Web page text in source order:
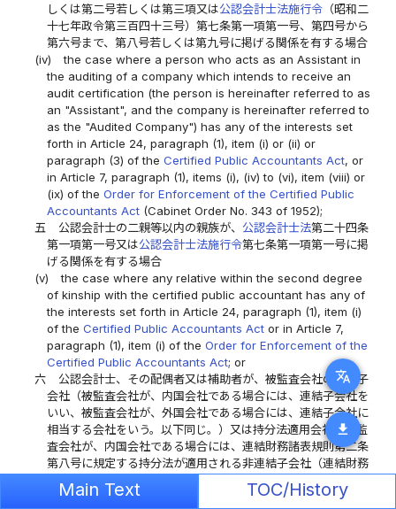
translate
download
しくは第二号若しくは第三項又は公認会計士法施行令（昭和二
十七年政令第三百四十三号）第七条第一項第一号、第四号から
第六号まで、第八号若しくは第九号に掲げる関係を有する場合
(iv)
the case where a person who acts as an Assistant in
the auditing of a company which intends to receive an
audit certification (the person is hereinafter referred to as
an "Assistant", and the company is hereinafter referred to
as the "Audited Company") has any of the interests set
forth in Article 24, paragraph (1), item (i) or (ii) or
paragraph (3) of the Certified Public Accountants Act, or
in Article 7, paragraph (1), items (i), (iv) to (vi), item (viii) or
(ix) of the Order for Enforcement of the Certified Public
Accountants Act(Cabinet Order No. 343 of 1952);
五
公認会計士の二親等以内の親族が、 公認会計士法第二十四条
第一項第一号又は公認会計士法施行令第七条第一項第一号に掲
げる関係を有する場合
(v)
the case where any relative within the second degree
of kinship with the certified public accountant has any of
the interests set forth in Article 24, paragraph (1), item (i)
of the Certified Public Accountants Actor in Article 7,
paragraph (1), item (i) of the Order for Enforcement of the
Certified Public Accountants Act; or
六
公認会計士、その配偶者又は補助者が、被監査会社の連結子
会社（被監査会社が、内国会社である場合には、連結子会社を
いい、被監査会社が、外国会社である場合には、連結子会社に
相当する会社をいう。以下同じ。）又は持分法適用会社（被監
査会社が、内国会社である場合には、連結財務諸表規則第二条
第八号に規定する持分法が適用される非連結子会社（連結財務
諸表規則第二条第六号に規定する非連結子会社をいう。以下同
じ。）及び関連会社（連結財務諸表規則第二条第七号に規定す
Main Text TOC/History